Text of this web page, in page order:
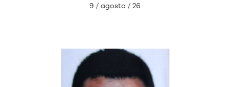
9 / agosto / 26